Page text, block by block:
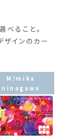
べること。
ザインのカー
M/mika
ninagawa